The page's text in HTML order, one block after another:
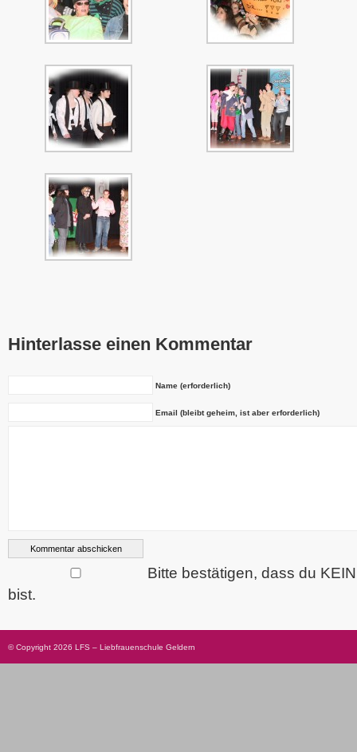
Hinterlasse einen Kommentar
Name (erforderlich)
Email (bleibt geheim, ist aber erforderlich)
Bitte bestätigen, dass du
bist.
© Copyright 2026 LFS – Liebfrauenschule Geldern